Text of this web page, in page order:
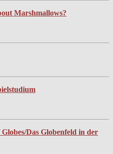
Marshmallows?
Das Globenfeld in der